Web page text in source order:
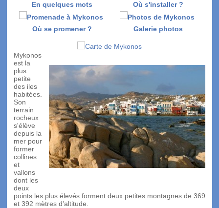
En quelques mots Où s'installer ?
Où se promener ? Galerie photos
Mykonos
est la
plus
petite
des iles
habitées.
Son
terrain
rocheux
s'élève
depuis la
mer pour
former
collines
et
vallons
dont les
deux
points les plus élevés forment deux petites montagnes de 369
et 392 mètres d'altitude.